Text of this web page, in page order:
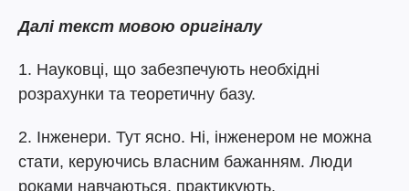
Далі текст мовою оригіналу
1. Науковці, що забезпечують необхідні
розрахунки та теоретичну базу.
2. Інженери. Тут ясно. Ні, інженером не можна
стати, керуючись власним бажанням. Люди
роками навчаються, практикують.